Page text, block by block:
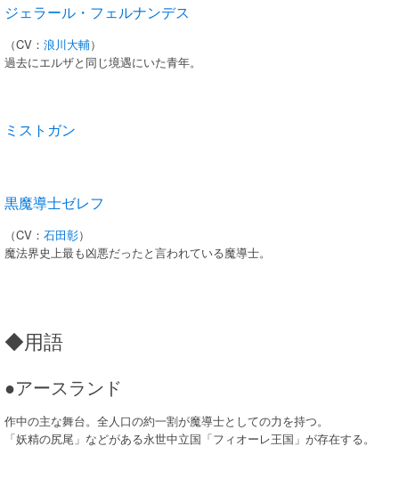
ジェラール・フェルナンデス
（CV： 浪川大輔）
過去にエルザと同じ境遇にいた青年。
ミストガン
黒魔導士ゼレフ
（CV： 石田彰）
魔法界史上最も凶悪だったと言われている魔導士。
◆用語
●アースランド
作中の主な舞台。全人口の約一割が魔導士としての力を持つ。
「妖精の尻尾」などがある永世中立国「フィオーレ王国」が存在する。